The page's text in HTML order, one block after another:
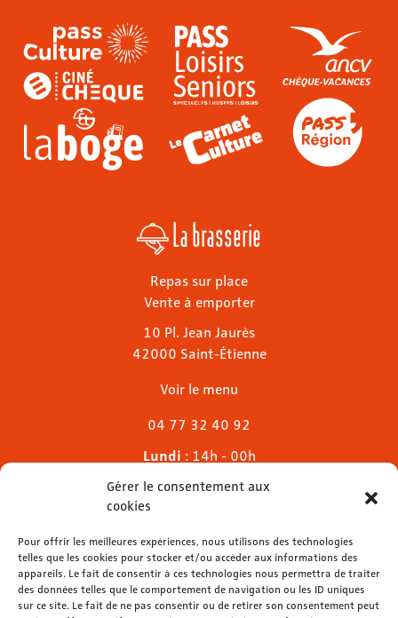
Gérer le consentement aux
cookies
Pour offrir les meilleures expériences, nous utilisons des technologies
telles que les cookies pour stocker et/ou accéder aux informations des
appareils. Le fait de consentir à ces technologies nous permettra de traiter
des données telles que le comportement de navigation ou les ID uniques
sur ce site. Le fait de ne pas consentir ou de retirer son consentement peut
La brasserie
Repas sur place
Vente à emporter
10 Pl. Jean Jaurès
42000 Saint-Étienne
Voir le menu
04 77 32 40 92
Lundi : 14h - 00h
Mardi & mercredi : 11h - 00h30
Jeudi
Dimanche: 11h - 00h